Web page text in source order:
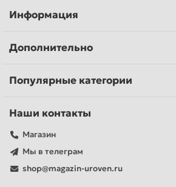
Информация
Дополнительно
Популярные категории
Наши контакты
Магазин
Мы в телеграм
shop@magazin-uroven.ru